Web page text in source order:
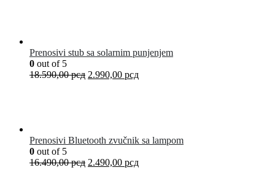
Prenosivi stub sa solarnim punjenjem
0 out of 5
18.590,00рсд 2.990,00 рсд
Prenosivi Bluetooth zvučnik sa lampom
0 out of 5
16.490,00рсд 2.490,00 рсд